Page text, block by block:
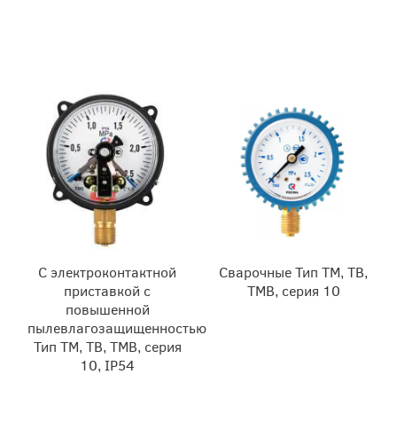
С электроконтактной
приставкой с
повышенной
пылевлагозащищенностью
Тип ТМ, ТВ, ТМВ, серия
10, IP54
Сварочные Тип ТМ, ТВ,
ТМВ, серия 10